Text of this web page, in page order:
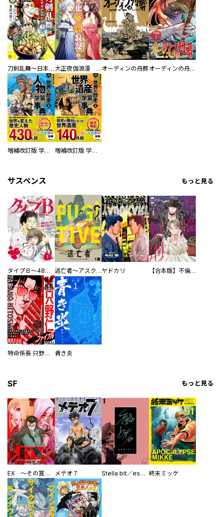
刀剣乱舞～日本号つれづれ酒～ 大正夜伽浪漫 －金曜日の花嫁—オーディンの舟葬 オーディンの舟葬 分冊版
増補改訂版 学研まんが NEW世界の歴史 別巻 人物学習事典 増補改訂版 学研まんが NEW世界の歴史 別巻 世界遺産学習事典
サスペンス もっと見る
タイプＢ～48時間後、致死率100％～【単話】 逃亡者～アスクレピオスの杖～ヤドカリ 【合本版】不倫処刑
特命係長 只野仁ファイナル 愛蔵版 青き炎
SF もっと見る
EX ～その賞金稼ぎは、世界の出口を探す～【単行本版】 メテオ７ Stella bit／es【単話版】 終末ミッケ